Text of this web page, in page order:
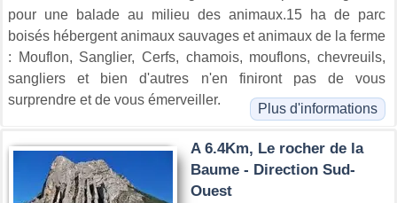
pour une balade au milieu des animaux.15 ha de parc
boisés hébergent animaux sauvages et animaux de la ferme
: Mouflon, Sanglier, Cerfs, chamois, mouflons, chevreuils,
sangliers et bien d'autres n'en finiront pas de vous
surprendre et de vous émerveiller.
Plus d'informations
A 6.4Km, Le rocher de la
Baume - Direction Sud-
Ouest